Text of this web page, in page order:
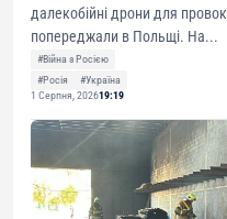
далекобійні дрони для
попереджали в Польщі. На...
#Війна з Росією
#Росія
#Україна
1 Серпня, 202619:19